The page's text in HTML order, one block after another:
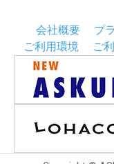
会社概要 プ
ご利用環境
ご